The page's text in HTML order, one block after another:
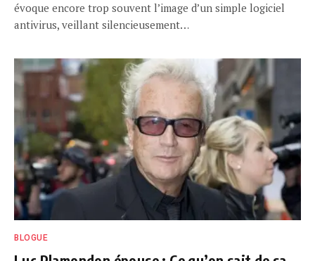
évoque encore trop souvent l’image d’un simple logiciel
antivirus, veillant silencieusement…
BLOGUE